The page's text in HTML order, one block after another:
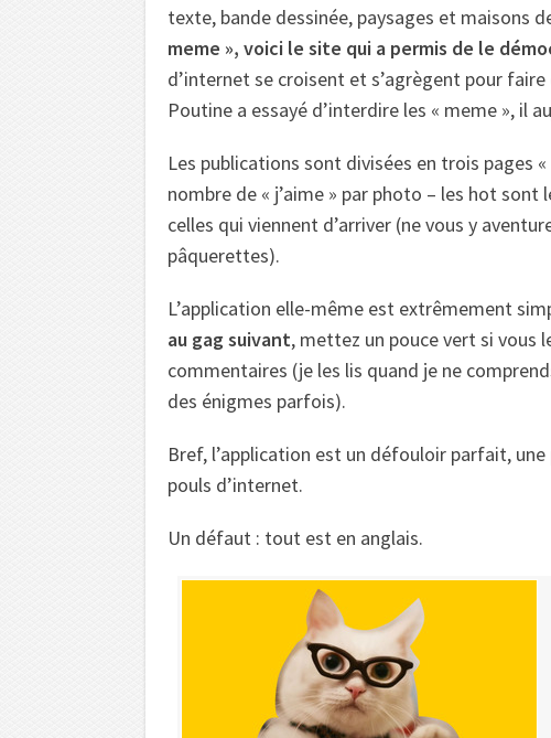
texte, bande dessinée, paysages et maisons
meme », voici le site qui a permis de le
d’internet se croisent et s’agrègent pour
Poutine a essayé d’interdire les « meme », il
Les publications sont divisées en trois pages
nombre de « j’aime » par photo – les hot
celles qui viennent d’arriver (ne vous y
pâquerettes).
L’application elle-même est extrêmement
au gag suivant, mettez un pouce vert si vous
commentaires (je les lis quand je ne
des énigmes parfois).
Bref, l’application est un défouloir parfait,
pouls d’internet.
Un défaut : tout est en anglais.